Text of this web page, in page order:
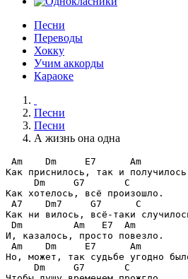
Песни
Переводы
Хокку
Учим аккорды
Караоке
Песни
Песни
А жизнь она одна
Am    Dm     E7      Am
     Dm     G7       C
A7    Dm7     G7      C
Dm         Am   E7  Am
Am    Dm     E7      Am
     Dm     G7       C